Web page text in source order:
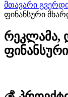
მთავარი
ფინანსური
რეკლამა,